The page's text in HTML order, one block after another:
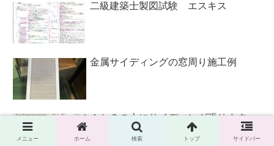
二級建築士製図試験 エスキス
金属サイディングの窓周り施工例
ＡＬＣの上にサイディング張ります
メニュー ホーム 検索 トップ サイドバー